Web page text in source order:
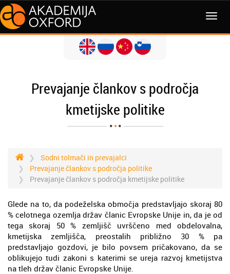
MENI
Prevajanje člankov s področja
kmetijske politike
Sodni tolmači in prevajalci
Prevajanje člankov s področja politike
Prevajanje člankov s področja kmetijske politike
Glede na to, da podeželska območja predstavljajo skoraj 80
% celotnega ozemlja držav članic Evropske Unije in, da je od
tega skoraj 50 % zemljišč uvrščeno med obdelovalna,
kmetijska zemljišča, preostalih približno 30 % pa
predstavljajo gozdovi, je bilo povsem pričakovano, da se
oblikujejo tudi zakoni s katerimi se ureja razvoj kmetijstva
na tleh držav članic Evropske Unije.